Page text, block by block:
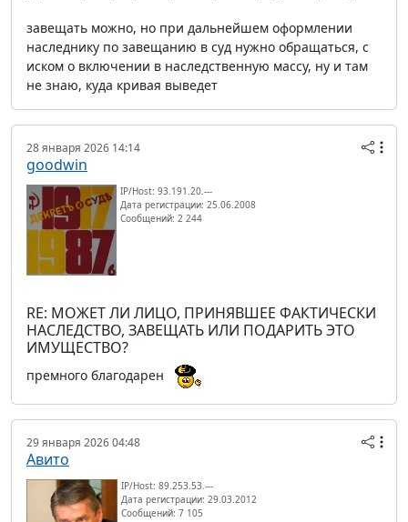
завещать можно, но при дальнейшем оформлении
наследнику по завещанию в суд нужно обращаться, с
иском о включении в наследственную массу, ну и там
не знаю, куда кривая выведет
28 января 2026 14:14
goodwin
IP/Host: 93.191.20.---
Дата регистрации: 25.06.2008
Сообщений: 2 244
RE: МОЖЕТ ЛИ ЛИЦО, ПРИНЯВШЕЕ ФАКТИЧЕСКИ
НАСЛЕДСТВО, ЗАВЕЩАТЬ ИЛИ ПОДАРИТЬ ЭТО
ИМУЩЕСТВО?
премного благодарен
29 января 2026 04:48
Авито
IP/Host: 89.253.53.---
Дата регистрации: 29.03.2012
Сообщений: 7 105